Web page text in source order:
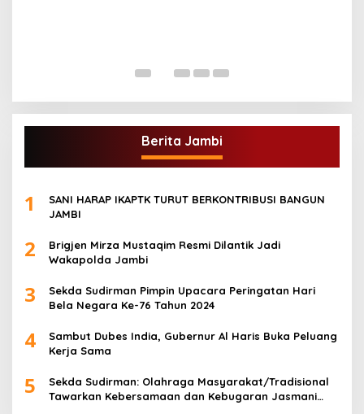
Berita Jambi
1
SANI HARAP IKAPTK TURUT BERKONTRIBUSI BANGUN
JAMBI
2
Brigjen Mirza Mustaqim Resmi Dilantik Jadi
Wakapolda Jambi
3
Sekda Sudirman Pimpin Upacara Peringatan Hari
Bela Negara Ke-76 Tahun 2024
4
Sambut Dubes India, Gubernur Al Haris Buka Peluang
Kerja Sama
5
Sekda Sudirman: Olahraga Masyarakat/Tradisional
Tawarkan Kebersamaan dan Kebugaran Jasmani